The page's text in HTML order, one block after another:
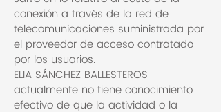
conexión a través de la red de
telecomunicaciones suministrada por
el proveedor de acceso contratado
por los usuarios.
ELIA SÁNCHEZ BALLESTEROS
actualmente no tiene conocimiento
efectivo de que la actividad o la